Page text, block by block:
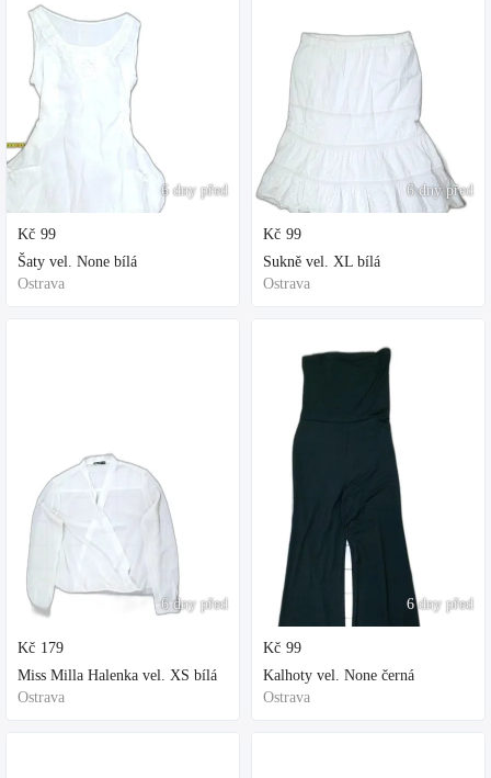
6 dny před
Kč 99
Šaty vel. None bílá
Ostrava
6 dny před
Kč 179
Miss Milla Halenka vel. XS bílá
Ostrava
6 dny před
Kč 99
Sukně vel. XL bílá
Ostrava
6 dny před
Kč 99
Kalhoty vel. None černá
Ostrava